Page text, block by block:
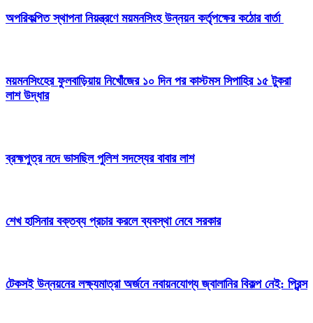
অপরিকল্পিত স্থাপনা নিয়ন্ত্রণে ময়মনসিংহ উন্নয়ন কর্তৃপক্ষের কঠোর বার্তা
ময়মনসিংহের ফুলবাড়িয়ায় নিখোঁজের ১০ দিন পর কাস্টমস সিপাহির ১৫ টুকরা
লাশ উদ্ধার
ব্রহ্মপুত্র নদে ভাসছিল পুলিশ সদস্যের বাবার লাশ
শেখ হাসিনার বক্তব্য প্রচার করলে ব্যবস্থা নেবে সরকার
টেকসই উন্নয়নের লক্ষ্যমাত্রা অর্জনে নবায়নযোগ্য জ্বালানির বিকল্প নেই: প্রিন্স